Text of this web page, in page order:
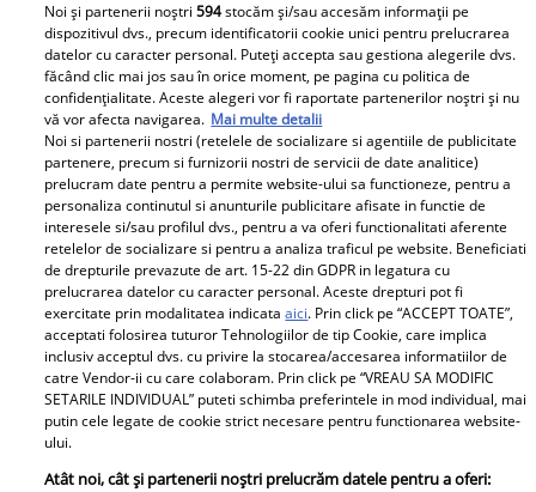
AMĂNUNT ce i-a lăsat
pe mulți fără replică:
"M-am lămurit"
Boala care a rapus-o pe
Adela Marculescu. De
ce ajunsese in scaun cu
rotile: &quot;In urma cu
un an...&quot; Vezi mai
mult
Primele cuvinte ale
mamei lui Rares Cojoc
dupa divortul de
Andreea Popescu. Ce i-a
comentat public fostei
nurori
Doliu în familia lui Miraj
Tzunami! Fiica artistului
și-a luat rămas-bun
printr-un mesaj dureros
Surpriză în showbiz-ul
românesc! Valentin
Sanfira și Codruța Filip,
Noi și partenerii noștri594stocăm și/sau accesăm informații pe
dispozitivul dvs., precum identificatorii cookie unici pentru prelucrarea
datelor cu caracter personal. Puteți accepta sau gestiona alegerile dvs.
făcând clic mai jos sau în orice moment, pe pagina cu politica de
confidențialitate. Aceste alegeri vor fi raportate partenerilor noștri și nu
vă vor afecta navigarea. Mai multe detalii
Noi si partenerii nostri (retelele de socializare si agentiile de publicitate
partenere, precum si furnizorii nostri de servicii de date analitice)
prelucram date pentru a permite website-ului sa functioneze, pentru a
personaliza continutul si anunturile publicitare afisate in functie de
interesele si/sau profilul dvs., pentru a va oferi functionalitati aferente
retelelor de socializare si pentru a analiza traficul pe website. Beneficiati
de drepturile prevazute de art. 15-22 din GDPR in legatura cu
prelucrarea datelor cu caracter personal. Aceste drepturi pot fi
exercitate prin modalitatea indicataaici. Prin click pe “ACCEPT TOATE”,
acceptati folosirea tuturor Tehnologiilor de tip Cookie, care implica
inclusiv acceptul dvs. cu privire la stocarea/accesarea informatiilor de
catre Vendor-ii cu care colaboram. Prin click pe “VREAU SA MODIFIC
SETARILE INDIVIDUAL” puteti schimba preferintele in mod individual, mai
putin cele legate de cookie strict necesare pentru functionarea website-
ului.
Atât noi, cât și partenerii noștri prelucrăm datele pentru a oferi: